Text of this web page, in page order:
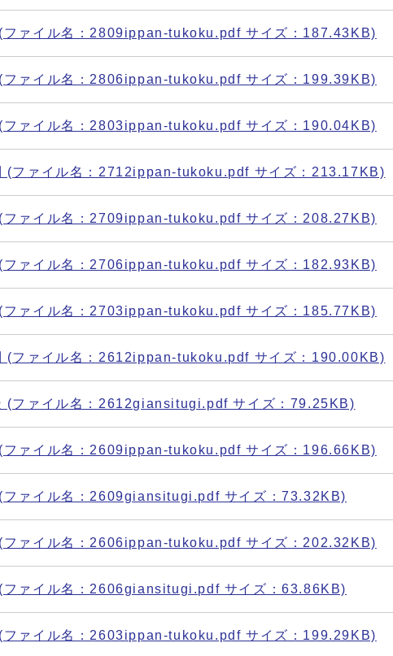
ファイル名：2809ippan-tukoku.pdf サイズ：187.43KB)
ファイル名：2806ippan-tukoku.pdf サイズ：199.39KB)
ファイル名：2803ippan-tukoku.pdf サイズ：190.04KB)
(ファイル名：2712ippan-tukoku.pdf サイズ：213.17KB)
ファイル名：2709ippan-tukoku.pdf サイズ：208.27KB)
ファイル名：2706ippan-tukoku.pdf サイズ：182.93KB)
ファイル名：2703ippan-tukoku.pdf サイズ：185.77KB)
(ファイル名：2612ippan-tukoku.pdf サイズ：190.00KB)
(ファイル名：2612giansitugi.pdf サイズ：79.25KB)
ファイル名：2609ippan-tukoku.pdf サイズ：196.66KB)
ファイル名：2609giansitugi.pdf サイズ：73.32KB)
ファイル名：2606ippan-tukoku.pdf サイズ：202.32KB)
ファイル名：2606giansitugi.pdf サイズ：63.86KB)
ファイル名：2603ippan-tukoku.pdf サイズ：199.29KB)